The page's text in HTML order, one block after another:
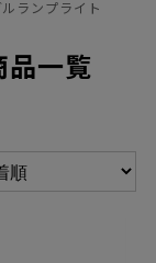
ルランプライト
品一覧